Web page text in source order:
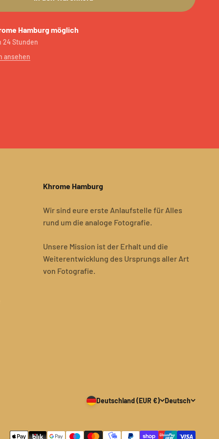
Hamburg möglich
24 Stunden
ansehen
Khrome Hamburg
Wir sind eure erste Anlaufstelle für Alles
rund um die analoge Fotografie.
Unsere Mission ist der Erhalt und die
Weiterentwicklung des Ursprungs aller Art
von Fotografie.
Deutschland (EUR €) Deutsch